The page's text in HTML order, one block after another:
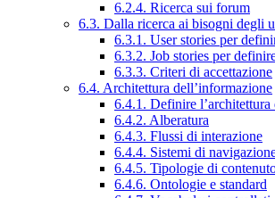
6.2.4. Ricerca sui forum
6.3. Dalla ricerca ai bisogni degli
6.3.1. User stories per
6.3.2. Job stories per
6.3.3. Criteri di accettazione
6.4. Architettura dell’informazione
6.4.1. Definire l’architettura
6.4.2. Alberatura
6.4.3. Flussi di interazione
6.4.4. Sistemi di
6.4.5. Tipologie di
6.4.6. Ontologie e standard